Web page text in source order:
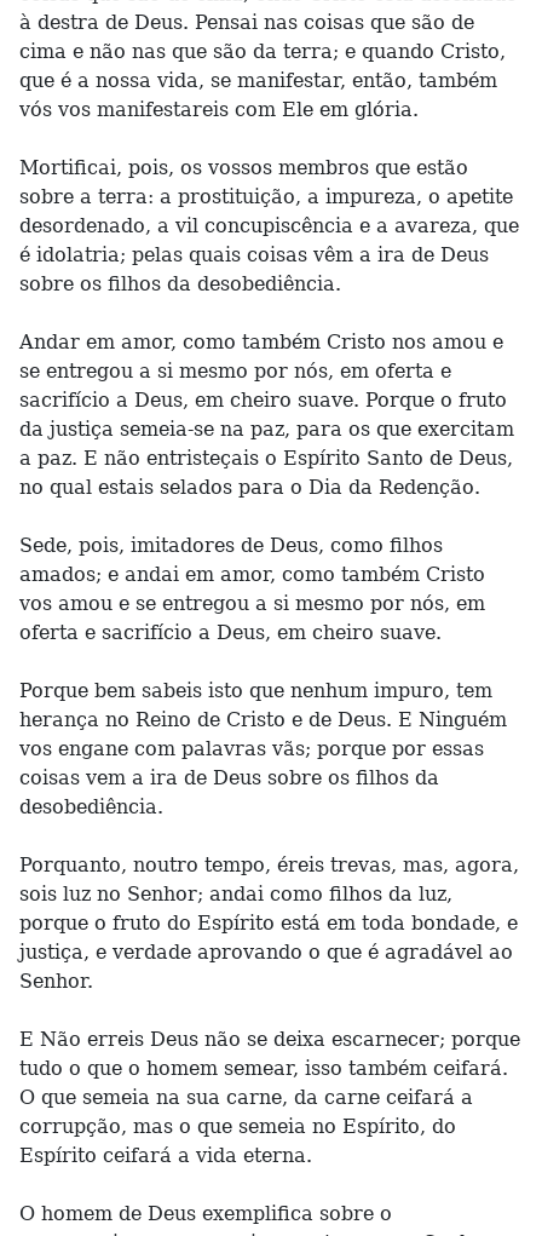
à destra de Deus. Pensai nas coisas que são de
cima e não nas que são da terra; e quando Cristo,
que é a nossa vida, se manifestar, então, também
vós vos manifestareis com Ele em glória.
Mortificai, pois, os vossos membros que estão
sobre a terra: a prostituição, a impureza, o apetite
desordenado, a vil concupiscência e a avareza, que
é idolatria; pelas quais coisas vêm a ira de Deus
sobre os filhos da desobediência.
Andar em amor, como também Cristo nos amou e
se entregou a si mesmo por nós, em oferta e
sacrifício a Deus, em cheiro suave. Porque o fruto
da justiça semeia-se na paz, para os que exercitam
a paz. E não entristeçais o Espírito Santo de Deus,
no qual estais selados para o Dia da Redenção.
Sede, pois, imitadores de Deus, como filhos
amados; e andai em amor, como também Cristo
vos amou e se entregou a si mesmo por nós, em
oferta e sacrifício a Deus, em cheiro suave.
Porque bem sabeis isto que nenhum impuro, tem
herança no Reino de Cristo e de Deus. E Ninguém
vos engane com palavras vãs; porque por essas
coisas vem a ira de Deus sobre os filhos da
desobediência.
Porquanto, noutro tempo, éreis trevas, mas, agora,
sois luz no Senhor; andai como filhos da luz,
porque o fruto do Espírito está em toda bondade, e
justiça, e verdade aprovando o que é agradável ao
Senhor.
E Não erreis Deus não se deixa escarnecer; porque
tudo o que o homem semear, isso também ceifará.
O que semeia na sua carne, da carne ceifará a
corrupção, mas o que semeia no Espírito, do
Espírito ceifará a vida eterna.
O homem de Deus exemplifica sobre o